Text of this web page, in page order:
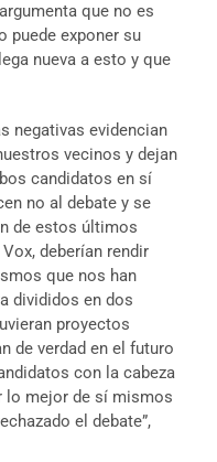
que no es
puede exponer su
nueva a esto y que
negativas evidencian
vecinos y dejan
candidatos en sí
no al debate y se
de estos últimos
deberían rendir
que nos han
divididos en dos
proyectos
de verdad en el futuro
con la cabeza
lo mejor de sí mismos
el debate”,